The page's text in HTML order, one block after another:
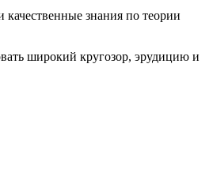
знания по теории
широкий кругозор, эрудицию и